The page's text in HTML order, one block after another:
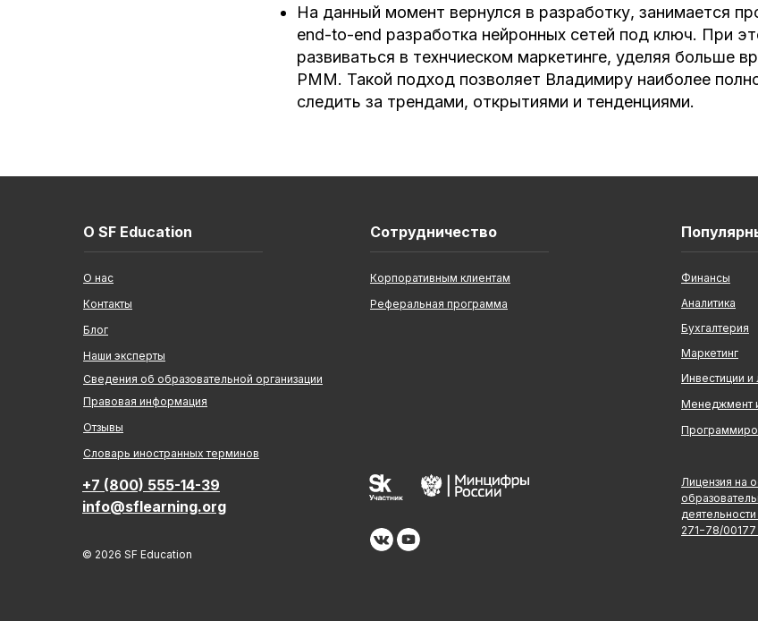
На данный момент вернулся в разработку, занимается
end-to-end разработка нейронных сетей под ключ. При
развиваться в технчиеском маркетинге, уделяя больше
PMM. Такой подход позволяет Владимиру наиболее
следить за трендами, открытиями и тенденциями.
О SF Education Сотрудничество
Реферальная программа
Наши эксперты
Правовая информация
Корпоративным клиентам
Контакты
Блог
© 2026 SF Education
Сведения об образовательной организации
+7 (800) 555-14-39
info@sflearning.org
О нас
Лицензия на
271−78/00177
Отзывы
Cловарь иностранных терминов
Маркетинг
Инвестиции
Менеджмент
Аналитика
Бухгалтерия
Финансы